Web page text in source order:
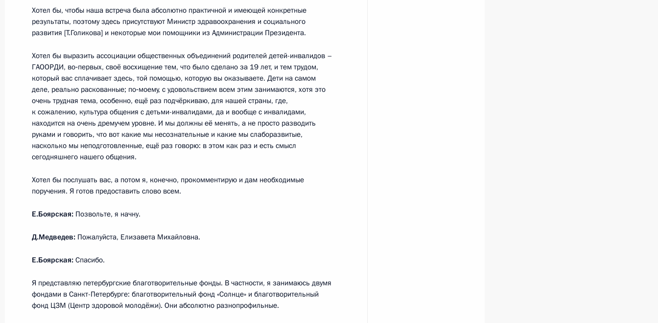
Николаева
21 мая 2011 года, 16:10
Доклад об итогах проверки исполнения законодательства
о рыболовстве при организации любительского и спортивного
рыболовства
21 мая 2011 года, 10:00
20 мая 2011 года, пятница
Соболезнования Президенту ЮАР Джейкобу Зуме
инвалидов
Хотел бы, чтобы наша встреча была абсолютно практичной и имеющей конкретные
результаты, поэтому здесь присутствуют Министр здравоохранения и социального
развития [Т.Голикова] и некоторые мои помощники из Администрации Президента.
Хотел бы выразить ассоциации общественных объединений родителей детей-инвалидов –
ГАООРДИ, во‑первых, своё восхищение тем, что было сделано за 19 лет, и тем трудом,
который вас сплачивает здесь, той помощью, которую вы оказываете. Дети на самом
деле, реально раскованные; по‑моему, с удовольствием всем этим занимаются, хотя это
очень трудная тема, особенно, ещё раз подчёркиваю, для нашей страны, где,
к сожалению, культура общения с детьми-инвалидами, да и вообще с инвалидами,
находится на очень дремучем уровне. И мы должны её менять, а не просто разводить
руками и говорить, что вот какие мы несознательные и какие мы слаборазвитые,
насколько мы неподготовленные, ещё раз говорю: в этом как раз и есть смысл
сегодняшнего нашего общения.
Хотел бы послушать вас, а потом я, конечно, прокомментирую и дам необходимые
поручения. Я готов предоставить слово всем.
Е.Боярская: Позвольте, я начну.
Д.Медведев: Пожалуйста, Елизавета Михайловна.
Е.Боярская: Спасибо.
Я представляю петербургские благотворительные фонды. В частности, я занимаюсь двумя
фондами в Санкт-Петербурге: благотворительный фонд «Солнце» и благотворительный
фонд ЦЗМ (Центр здоровой молодёжи). Они абсолютно разнопрофильные.